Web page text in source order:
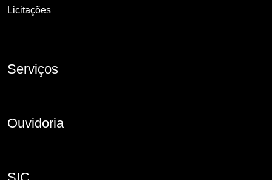
Licitações
Serviços
Ouvidoria